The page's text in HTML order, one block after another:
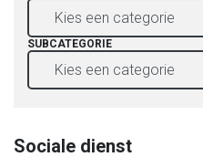
SUBCATEGORIE
Sociale dienst